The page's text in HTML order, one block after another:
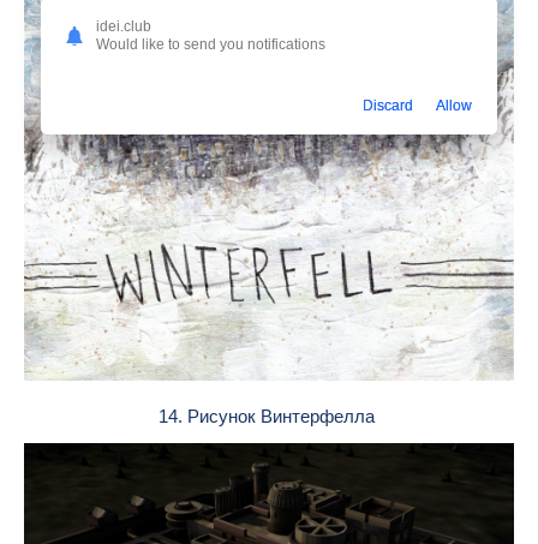
14. Рисунок Винтерфелла
idei.club
Would like to send you notifications
Discard Allow